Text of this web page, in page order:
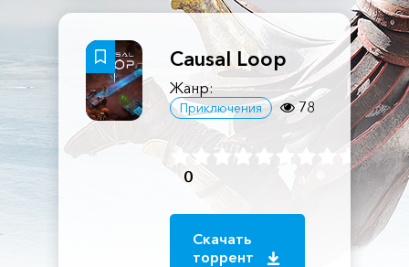
Causal Loop
Жанр:
Приключения 78
0
Скачать
торрент